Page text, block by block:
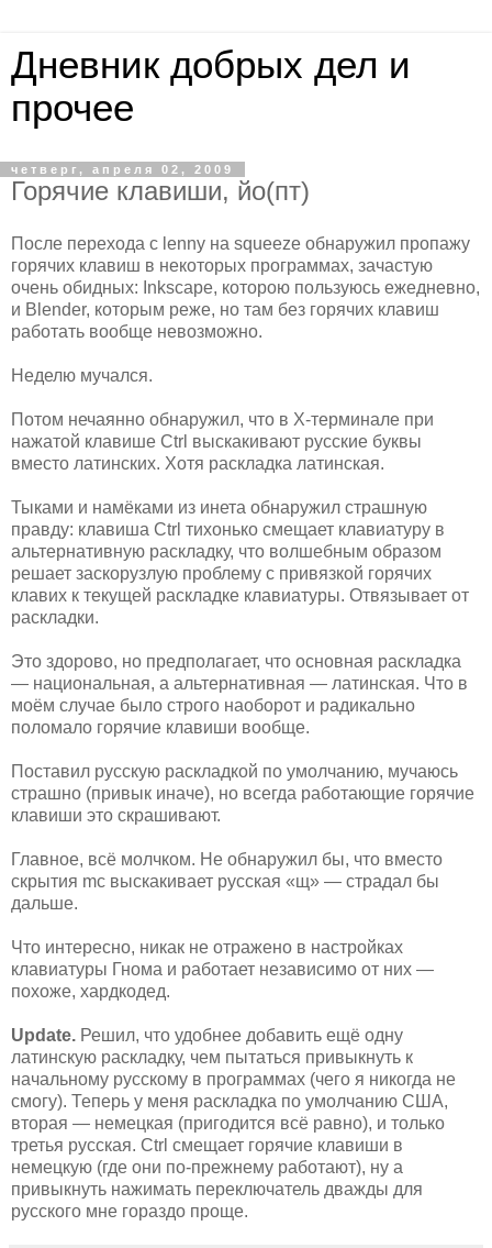
Дневник добрых дел и
прочее
четверг, апреля 02, 2009
Горячие клавиши, йо(пт)
После перехода с lenny на squeeze обнаружил пропажу
горячих клавиш в некоторых программах, зачастую
очень обидных: Inkscape, которою пользуюсь ежедневно,
и Blender, которым реже, но там без горячих клавиш
работать вообще невозможно.
Неделю мучался.
Потом нечаянно обнаружил, что в Х-терминале при
нажатой клавише Ctrl выскакивают русские буквы
вместо латинских. Хотя раскладка латинская.
Тыками и намёками из инета обнаружил страшную
правду: клавиша Ctrl тихонько смещает клавиатуру в
альтернативную раскладку, что волшебным образом
решает заскорузлую проблему с привязкой горячих
клавих к текущей раскладке клавиатуры. Отвязывает от
раскладки.
Это здорово, но предполагает, что основная раскладка
— национальная, а альтернативная — латинская. Что в
моём случае было строго наоборот и радикально
поломало горячие клавиши вообще.
Поставил русскую раскладкой по умолчанию, мучаюсь
страшно (привык иначе), но всегда работающие горячие
клавиши это скрашивают.
Главное, всё молчком. Не обнаружил бы, что вместо
скрытия mc выскакивает русская «щ» — страдал бы
дальше.
Что интересно, никак не отражено в настройках
клавиатуры Гнома и работает независимо от них —
похоже, хардкодед.
Update. Решил, что удобнее добавить ещё одну
латинскую раскладку, чем пытаться привыкнуть к
начальному русскому в программах (чего я никогда не
смогу). Теперь у меня раскладка по умолчанию США,
вторая — немецкая (пригодится всё равно), и только
третья русская. Ctrl смещает горячие клавиши в
немецкую (где они по-прежнему работают), ну а
привыкнуть нажимать переключатель дважды для
русского мне гораздо проще.